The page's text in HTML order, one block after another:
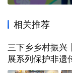
相关推荐
三下乡乡村振兴
展系列保护非遗